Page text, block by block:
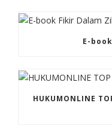
E-
HUKUMONLINE